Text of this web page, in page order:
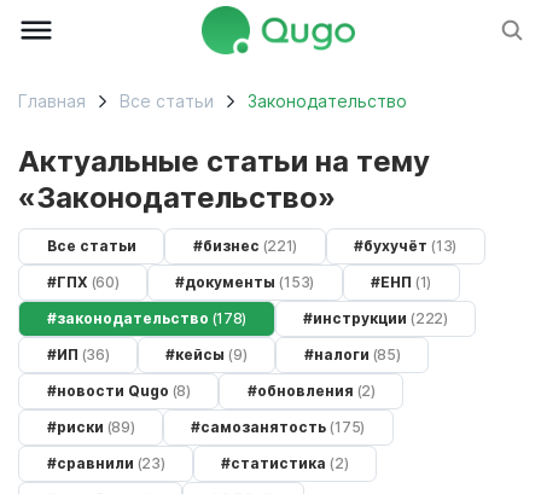
Главная Все статьи законодательство
Актуальные статьи на тему
законодательство
Все статьи #бизнес (221) #бухучёт(13)
#ГПХ (60) #документы(153) #ЕНП (1)
#законодательство (178) #инструкции(222)
#ИП (36) #кейсы(9) #налоги (85)
#новости Qugo (8) #обновления (2)
#риски (89) #самозанятость(175)
#сравнили (23) #статистика(2)